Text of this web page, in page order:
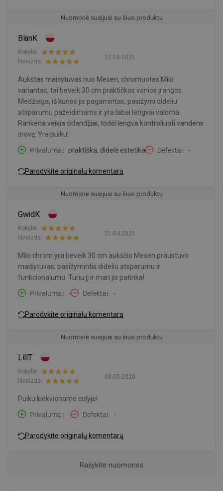
Nuomonė susijusi su šiuo produktu
BlanK
27-10-2021
Kokybė:
Išvaizda:
Aukštas maišytuvas nuo Mexen, chromuotas Milo
variantas, tai beveik 30 cm praktiškos vonios įrangos.
Medžiaga, iš kurios jis pagamintas, pasižymi dideliu
atsparumu pažeidimams ir yra labai lengvai valoma.
Rankena veikia sklandžiai, todėl lengva kontroliuoti vandens
srovę. Yra puiku!
Privalumai
praktiška, didelė estetika Defektai -
Parodykite originalų komentarą
Nuomonė susijusi su šiuo produktu
GwidK
21-04-2021
Kokybė:
Išvaizda:
Milo chrom yra beveik 30 cm aukščio Mexen praustuvo
maišytuvas, pasižymintis dideliu atsparumu ir
funkcionalumu. Turiu jį ir man jis patinka!
Privalumai
- Defektai -
Parodykite originalų komentarą
Nuomonė susijusi su šiuo produktu
LillT
08-05-2020
Kokybė:
Išvaizda:
Puiku kiekviename colyje!
Privalumai
- Defektai -
Parodykite originalų komentarą
Rašykite nuomones